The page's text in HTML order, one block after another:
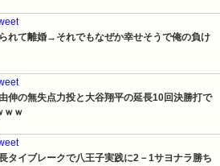
れて離婚→それでもなぜか幸せそうで俺の負け
伸の無失点力投と大谷翔平の延長10回決勝打で
ｗｗ
タイブレークで八王子実践に2－1サヨナラ勝ち